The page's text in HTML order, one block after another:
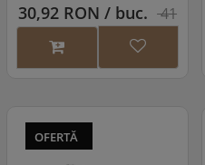
30,92 RON / buc. 41
OFERTĂ